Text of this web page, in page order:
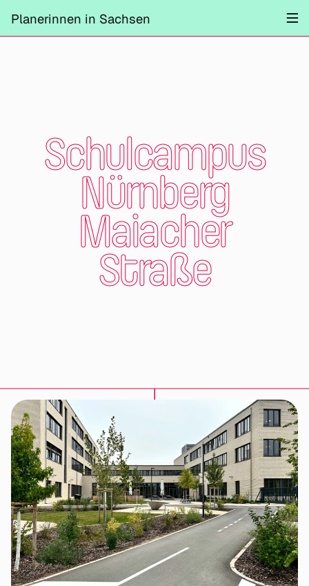
Planerinnen in SachsenInformation
Schulcampus
Nürnberg
Maiacher
Straße